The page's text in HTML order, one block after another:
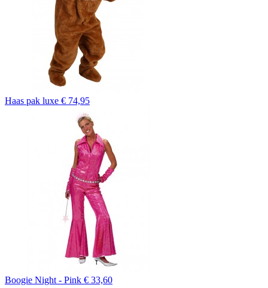
Haas pak luxe € 74,95
Boogie Night - Pink € 33,60